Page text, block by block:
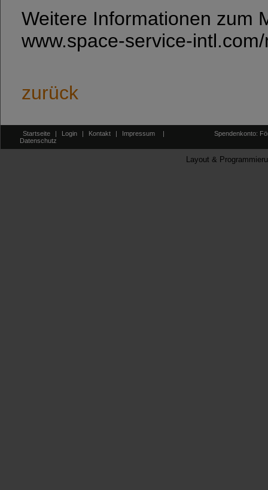
Weitere Informationen zum
www.space-service-
zurück
Startseite | Login | Kontakt | Impressum
|
Datenschutz
Spendenkonto:
Layout &